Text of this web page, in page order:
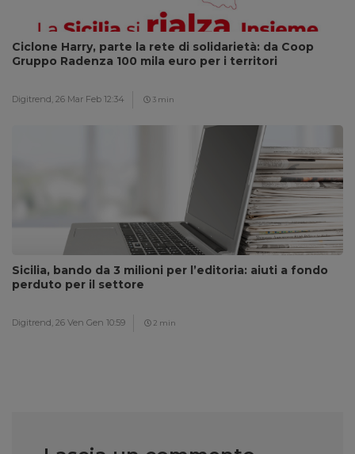
Ciclone Harry, parte la rete di solidarietà: da Coop
Gruppo Radenza 100 mila euro per i territori
Digitrend, 26 Mar Feb 12:34 3 min
Sicilia, bando da 3 milioni per l’editoria: aiuti a fondo
perduto per il settore
Digitrend, 26 Ven Gen 10:59 2 min